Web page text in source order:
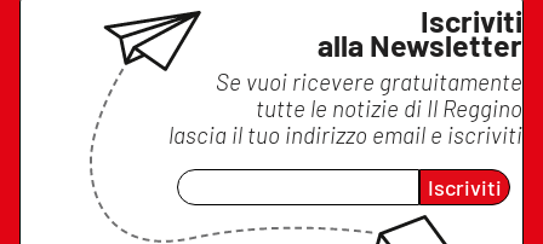
Iscriviti
alla Newsletter
Se vuoi ricevere gratuitamente
tutte le notizie di Il Reggino
lascia il tuo indirizzo email e iscriviti
Iscriviti